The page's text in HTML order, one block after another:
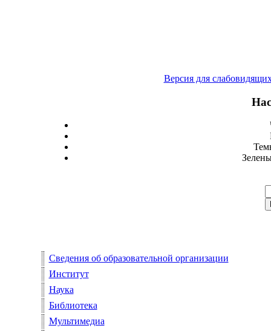
Версия для
Сведения об образовательной организации
Институт
Наука
Библиотека
Мультимедиа